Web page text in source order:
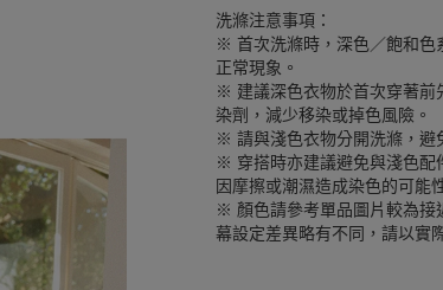
洗滌注意事項：
※ 首次洗滌時，深色／飽和色
正常現象。
※ 建議深色衣物於首次穿著前
染劑，減少移染或掉色風險。
※ 請與淺色衣物分開洗滌，避
※ 穿搭時亦建議避免與淺色配
因摩擦或潮濕造成染色的可能
※ 顏色請參考單品圖片較為接
幕設定差異略有不同，請以實